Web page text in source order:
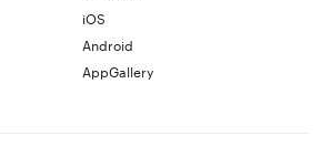
iOS
Android
AppGallery